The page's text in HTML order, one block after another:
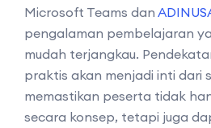
Microsoft Teams dan
pengalaman pembelajaran
mudah terjangkau.
praktis akan menjadi inti dari
memastikan peserta tidak
secara konsep, tetapi juga